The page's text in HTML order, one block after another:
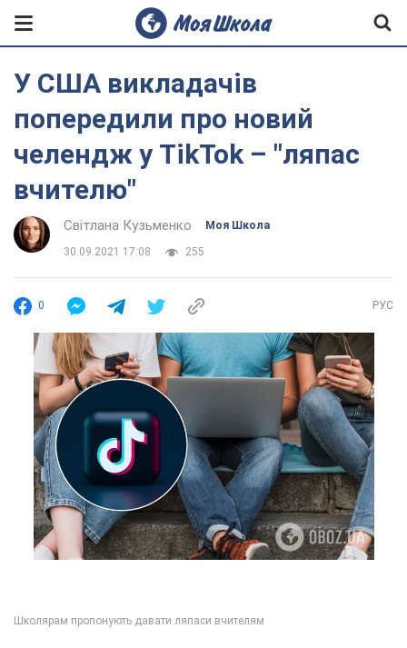
У США викладачів
попередили про новий
челендж у TikTok – "ляпас
вчителю"
Світлана Кузьменко Моя Школа
30.09.2021 17:08 255
0 РУС